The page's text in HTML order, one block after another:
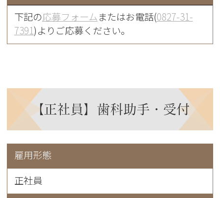
下記の応募フォームまたはお電話(0827-31-
7391)よりご応募ください。
【正社員】歯科助手・受付
雇用形態
正社員